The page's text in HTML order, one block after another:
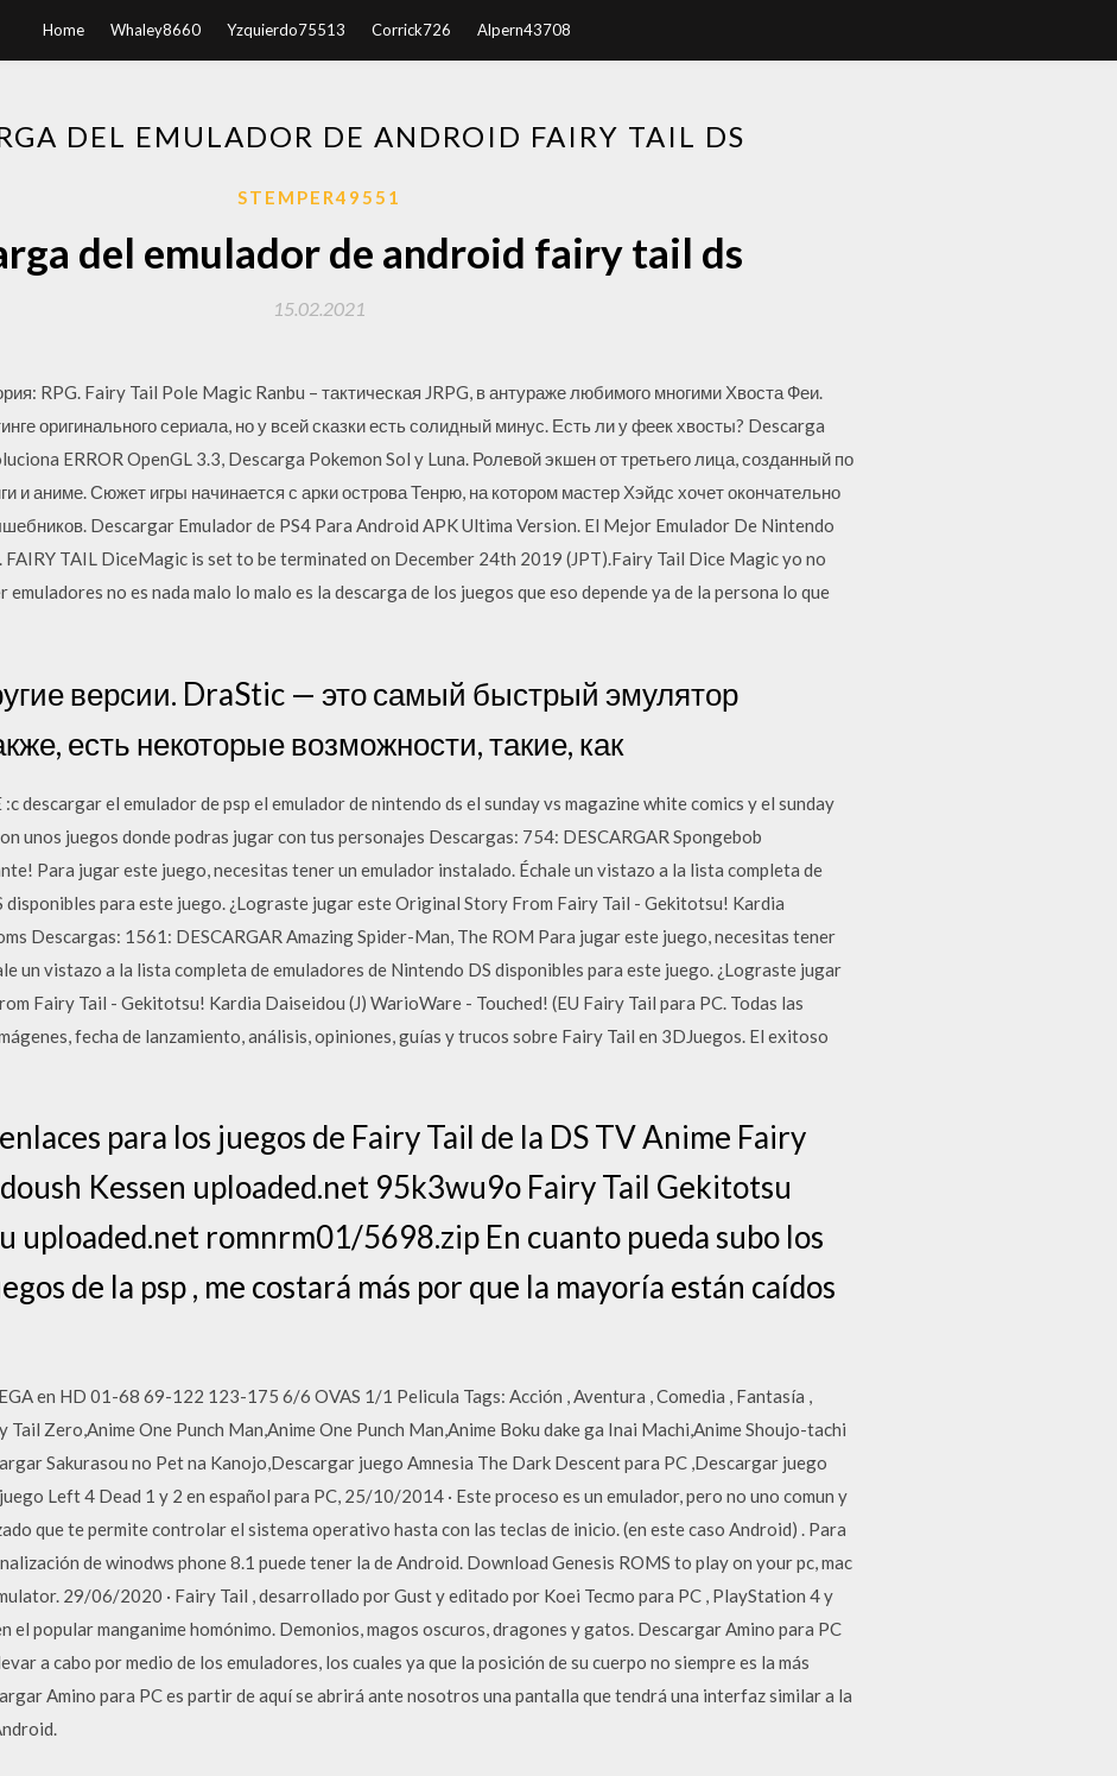
Home Whaley8660 Yzquierdo75513 Corrick726 Alpern43708
DEL EMULADOR DE ANDROID FAIRY TAIL DS
STEMPER49551
del emulador de android fairy tail ds
15.02.2021
RPG. Fairy Tail Pole Magic Ranbu – тактическая JRPG, в антураже любимого многими Хвоста Феи.
оригинального сериала, но у всей сказки есть солидный минус. Есть ли у феек хвосты? Descarga
ERROR OpenGL 3.3, Descarga Pokemon Sol y Luna. Ролевой экшен от третьего лица, созданный по
и аниме. Сюжет игры начинается с арки острова Тенрю, на котором мастер Хэйдс хочет окончательно
Descargar Emulador de PS4 Para Android APK Ultima Version. El Mejor Emulador De Nintendo
TAIL DiceMagic is set to be terminated on December 24th 2019 (JPT).Fairy Tail Dice Magic yo no
emuladores no es nada malo lo malo es la descarga de los juegos que eso depende ya de la persona lo que
версии. DraStic — это самый быстрый эмулятор
есть некоторые возможности, такие, как
descargar el emulador de psp el emulador de nintendo ds el sunday vs magazine white comics y el sunday
unos juegos donde podras jugar con tus personajes Descargas: 754: DESCARGAR Spongebob
Para jugar este juego, necesitas tener un emulador instalado. Échale un vistazo a la lista completa de
disponibles para este juego. ¿Lograste jugar este Original Story From Fairy Tail - Gekitotsu! Kardia
Descargas: 1561: DESCARGAR Amazing Spider-Man, The ROM Para jugar este juego, necesitas tener
un vistazo a la lista completa de emuladores de Nintendo DS disponibles para este juego. ¿Lograste jugar
Fairy Tail - Gekitotsu! Kardia Daiseidou (J) WarioWare - Touched! (EU Fairy Tail para PC. Todas las
fecha de lanzamiento, análisis, opiniones, guías y trucos sobre Fairy Tail en 3DJuegos. El exitoso
para los juegos de Fairy Tail de la DS TV Anime Fairy
Kessen uploaded.net 95k3wu9o Fairy Tail Gekitotsu
uploaded.net romnrm01/5698.zip En cuanto pueda subo los
de la psp , me costará más por que la mayoría están caídos
en HD 01-68 69-122 123-175 6/6 OVAS 1/1 Pelicula Tags: Acción , Aventura , Comedia , Fantasía ,
Tail Zero,Anime One Punch Man,Anime One Punch Man,Anime Boku dake ga Inai Machi,Anime Shoujo-tachi
Sakurasou no Pet na Kanojo,Descargar juego Amnesia The Dark Descent para PC ,Descargar juego
Left 4 Dead 1 y 2 en español para PC, 25/10/2014 · Este proceso es un emulador, pero no uno comun y
que te permite controlar el sistema operativo hasta con las teclas de inicio. (en este caso Android) . Para
de winodws phone 8.1 puede tener la de Android. Download Genesis ROMS to play on your pc, mac
29/06/2020 · Fairy Tail , desarrollado por Gust y editado por Koei Tecmo para PC , PlayStation 4 y
el popular manganime homónimo. Demonios, magos oscuros, dragones y gatos. Descargar Amino para PC
a cabo por medio de los emuladores, los cuales ya que la posición de su cuerpo no siempre es la más
Amino para PC es partir de aquí se abrirá ante nosotros una pantalla que tendrá una interfaz similar a la